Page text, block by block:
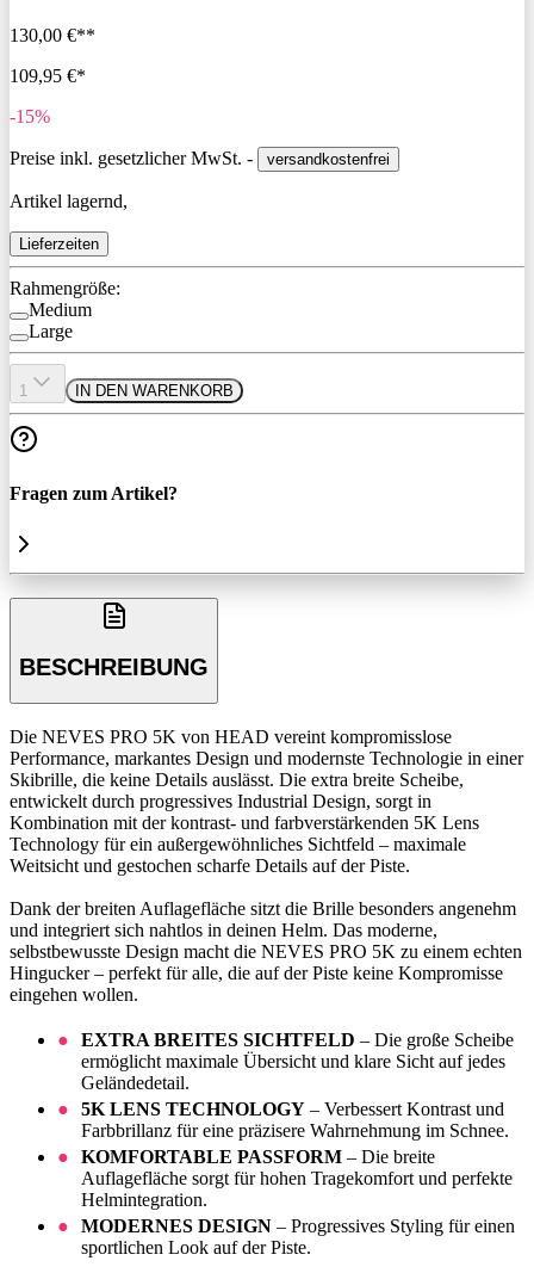
130,00 €**
109,95 €*
-15%
Preise inkl. gesetzlicher MwSt. - versandkostenfrei
Artikel lagernd,
Lieferzeiten
Rahmengröße:
Medium
Large
1 IN DEN WARENKORB
Fragen zum Artikel?
BESCHREIBUNG
Die NEVES PRO 5K von HEAD vereint kompromisslose
Performance, markantes Design und modernste Technologie in einer
Skibrille, die keine Details auslässt. Die extra breite Scheibe,
entwickelt durch progressives Industrial Design, sorgt in
Kombination mit der kontrast- und farbverstärkenden 5K Lens
Technology für ein außergewöhnliches Sichtfeld – maximale
Weitsicht und gestochen scharfe Details auf der Piste.
Dank der breiten Auflagefläche sitzt die Brille besonders angenehm
und integriert sich nahtlos in deinen Helm. Das moderne,
selbstbewusste Design macht die NEVES PRO 5K zu einem echten
Hingucker – perfekt für alle, die auf der Piste keine Kompromisse
eingehen wollen.
EXTRA BREITES SICHTFELD – Die große Scheibe
ermöglicht maximale Übersicht und klare Sicht auf jedes
Geländedetail.
5K LENS TECHNOLOGY – Verbessert Kontrast und
Farbbrillanz für eine präzisere Wahrnehmung im Schnee.
KOMFORTABLE PASSFORM – Die breite
Auflagefläche sorgt für hohen Tragekomfort und perfekte
Helmintegration.
MODERNES DESIGN – Progressives Styling für einen
sportlichen Look auf der Piste.